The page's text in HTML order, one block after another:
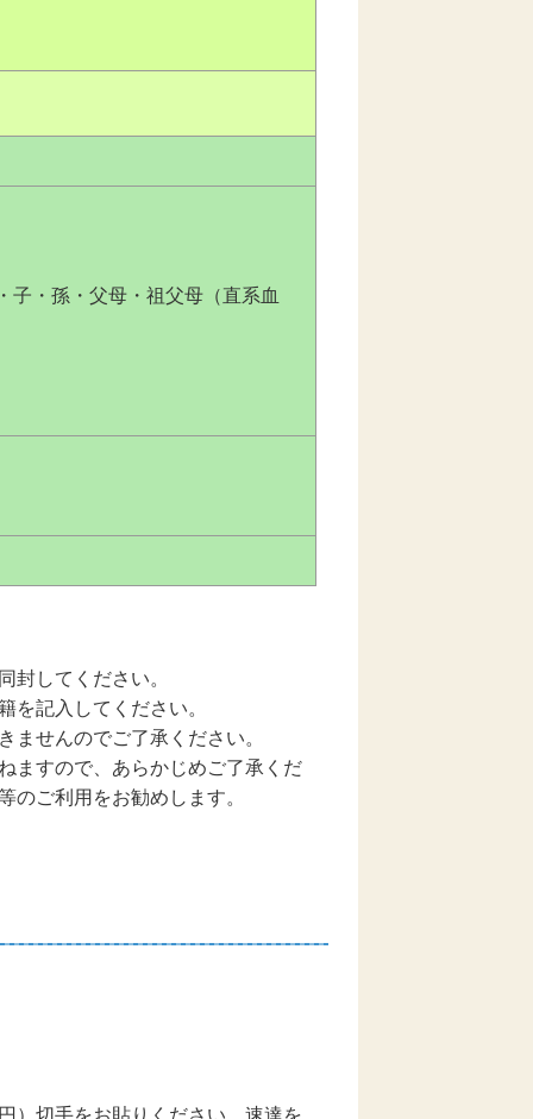
子・孫・父母・祖父母（直系血
封してください。
を記入してください。
せんのでご了承ください。
ますので、あらかじめご了承くだ
のご利用をお勧めします。
）切手をお貼りください。速達を